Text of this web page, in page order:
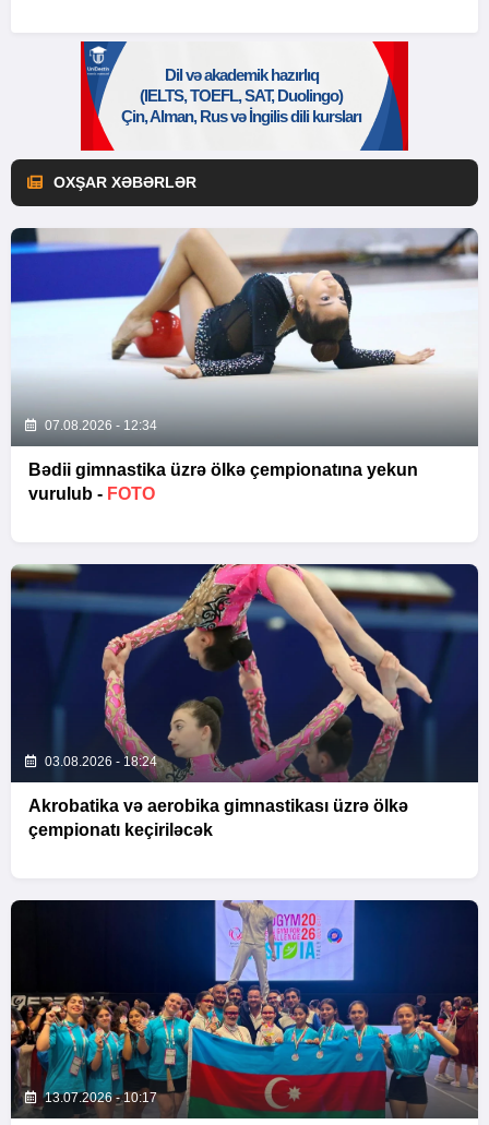
OXŞAR XƏBƏRLƏR
07.08.2026 - 12:34
Bədii gimnastika üzrə ölkə çempionatına yekun
vurulub - FOTO
03.08.2026 - 18:24
Akrobatika və aerobika gimnastikası üzrə ölkə
çempionatı keçiriləcək
13.07.2026 - 10:17